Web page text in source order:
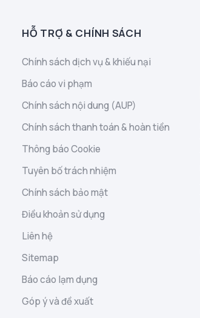
HỖ TRỢ & CHÍNH SÁCH
Chính sách dịch vụ & khiếu nại
Báo cáo vi phạm
Chính sách nội dung (AUP)
Chính sách thanh toán & hoàn tiền
Thông báo Cookie
Tuyên bố trách nhiệm
Chính sách bảo mật
Điều khoản sử dụng
Liên hệ
Sitemap
Báo cáo lạm dụng
Góp ý và đề xuất